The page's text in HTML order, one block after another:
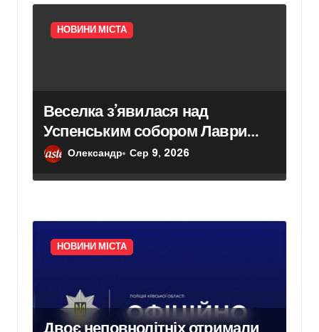
і
в НОВИНИ МІСТА
Веселка з’явилася над
Успенським собором Лаври
після атаки дрона
Олександр Сер 9, 2026
НОВИНИ МІСТА
Двоє неповнолітніх отримали